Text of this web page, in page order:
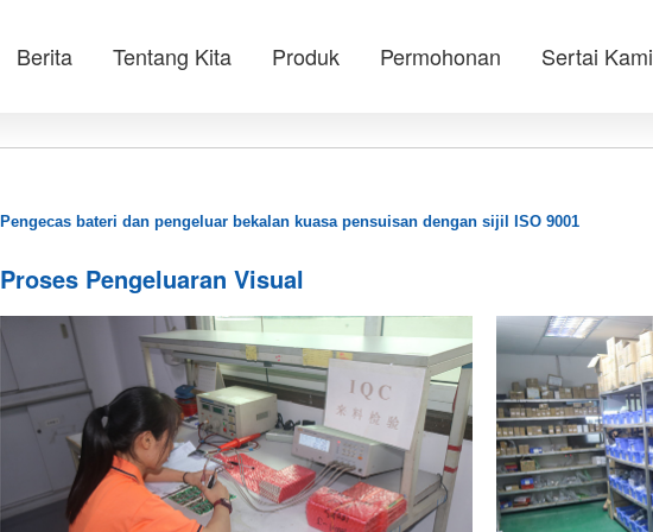
Berita Tentang Kita Produk Permohonan Sertai Kami
Pengecas bateri dan pengeluar bekalan kuasa pensuisan dengan sijil ISO 9001
Proses Pengeluaran Visual